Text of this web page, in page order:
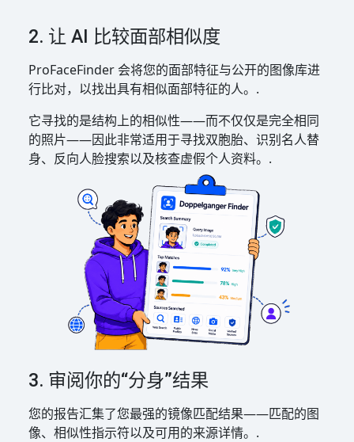
2. 让 AI 比较面部相似度
ProFaceFinder 会将您的面部特征与公开的图像库进
行比对，以找出具有相似面部特征的人。.
它寻找的是结构上的相似性——而不仅仅是完全相同
的照片——因此非常适用于寻找双胞胎、识别名人替
身、反向人脸搜索以及核查虚假个人资料。.
3. 审阅你的“分身”结果
您的报告汇集了您最强的镜像匹配结果——匹配的图
像、相似性指示符以及可用的来源详情。.